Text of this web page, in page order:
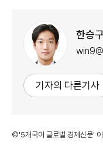
한승
기자의 다른기사
©'5개국어 글로벌 경제신문' 아